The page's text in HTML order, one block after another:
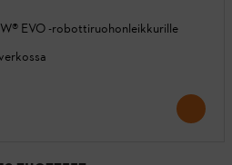
EVO -robottiruohonleikkurille